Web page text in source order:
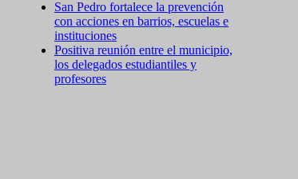
San Pedro fortalece la prevención
con acciones en barrios, escuelas e
instituciones
Positiva reunión entre el municipio,
los delegados estudiantiles y
profesores